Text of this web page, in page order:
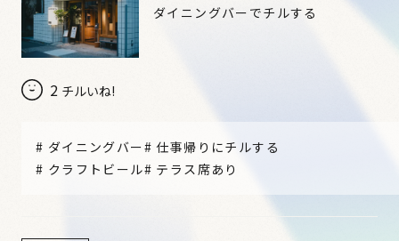
2 チルいね!
ダイニングバーでチルする
# ダイニングバー#仕事帰りにチルする
# クラフトビール# テラス席あり